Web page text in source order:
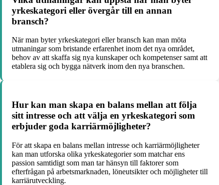
yrkeskategori eller övergår till en annan
bransch?
När man byter yrkeskategori eller bransch kan man möta
utmaningar som bristande erfarenhet inom det nya området,
behov av att skaffa sig nya kunskaper och kompetenser samt att
etablera sig och bygga nätverk inom den nya branschen.
Hur kan man skapa en balans mellan att följa
sitt intresse och att välja en yrkeskategori som
erbjuder goda karriärmöjligheter?
För att skapa en balans mellan intresse och karriärmöjligheter
kan man utforska olika yrkeskategorier som matchar ens
passion samtidigt som man tar hänsyn till faktorer som
efterfrågan på arbetsmarknaden, löneutsikter och möjligheter till
karriärutveckling.